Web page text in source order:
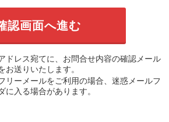
ドレス宛てに、お問合せ内容の確認メール
お送りいたします。
リーメールをご利用の場合、迷惑メールフ
に入る場合があります。